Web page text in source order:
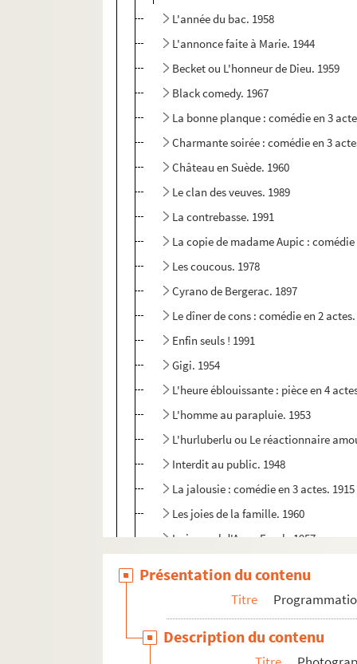
L'année du bac. 1958
L'annonce faite à Marie. 1944
Becket ou L'honneur de Dieu. 1959
Black comedy. 1967
La bonne planque : comédie en 3
Charmante soirée : comédie en 3
Château en Suède. 1960
Le clan des veuves. 1989
La contrebasse. 1991
La copie de madame Aupic : comédie
Les coucous. 1978
Cyrano de Bergerac. 1897
Le dîner de cons : comédie en 2
Enfin seuls ! 1991
Gigi. 1954
L'heure éblouissante : pièce en 4
L'homme au parapluie. 1953
L'hurluberlu ou Le réactionnaire
Interdit au public. 1948
La jalousie : comédie en 3 actes. 1915
Les joies de la famille. 1960
Le journal d'Anne Frank. 1957
Le mariage de Mlle Beulemans :
Présentation du contenu
Titre
Description du contenu